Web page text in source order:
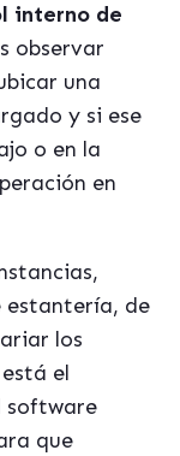
interno de
observar
una
y si ese
o en la
en
estantería, de
los
el
software
que